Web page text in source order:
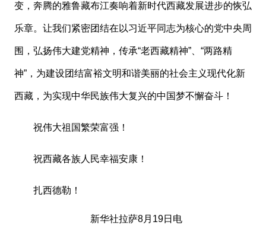
变，奔腾的雅鲁藏布江奏响着新时代西藏发展进步的恢弘
乐章。让我们紧密团结在以习近平同志为核心的党中央周
围，弘扬伟大建党精神，传承“老西藏精神”、“两路精
神”，为建设团结富裕文明和谐美丽的社会主义现代化新
西藏，为实现中华民族伟大复兴的中国梦不懈奋斗！
祝伟大祖国繁荣富强！
祝西藏各族人民幸福安康！
扎西德勒！
新华社拉萨8月19日电